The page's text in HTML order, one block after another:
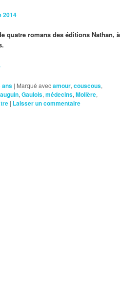
2014
quatre romans des éditions Nathan, à
ans | Marqué avecamour,couscous,
,Gaulois,médecins,Molière,
| Laisser un commentaire